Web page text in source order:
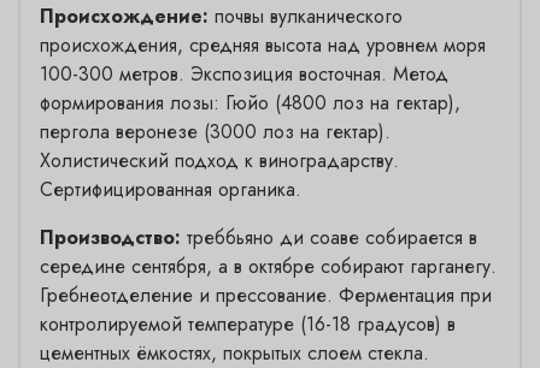
Происхождение: почвы вулканического
происхождения, средняя высота над уровнем моря
100-300 метров. Экспозиция восточная. Метод
формирования лозы: Гюйо (4800 лоз на гектар),
пергола веронезе (3000 лоз на гектар).
Холистический подход к виноградарству.
Сертифицированная органика.
Производство: треббьяно ди соаве собирается в
середине сентября, а в октябре собирают гарганегу.
Гребнеотделение и прессование. Ферментация при
контролируемой температуре (16-18 градусов) в
цементных ёмкостях, покрытых слоем стекла.